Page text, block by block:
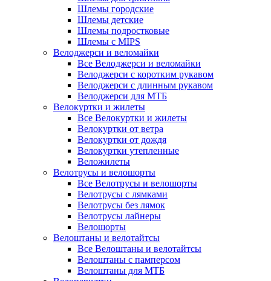
Шлемы городские
Шлемы детские
Шлемы подростковые
Шлемы с MIPS
Велоджерси и веломайки
Все Велоджерси и веломайки
Велоджерси с коротким рукавом
Велоджерси с длинным рукавом
Велоджерси для МТБ
Велокуртки и жилеты
Все Велокуртки и жилеты
Велокуртки от ветра
Велокуртки от дождя
Велокуртки утепленные
Веложилеты
Велотрусы и велошорты
Все Велотрусы и велошорты
Велотрусы с лямками
Велотрусы без лямок
Велотрусы лайнеры
Велошорты
Велоштаны и велотайтсы
Все Велоштаны и велотайтсы
Велоштаны с памперсом
Велоштаны для МТБ